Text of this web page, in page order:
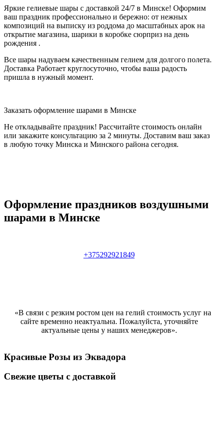
Яркие гелиевые шары с доставкой 24/7 в Минске! Оформим
ваш праздник профессионально и бережно: от нежных
композиций на выписку из роддома до масштабных арок на
открытие магазина, шарики в коробке сюрприз на день
рождения .
Все шары надуваем качественным гелием для долгого полета.
Доставка Работает круглосуточно, чтобы ваша радость
пришла в нужный момент.
Заказать оформление шарами в Минске
Не откладывайте праздник! Рассчитайте стоимость онлайн
или закажите консультацию за 2 минуты. Доставим ваш заказ
в любую точку Минска и Минского района сегодня.
Оформление праздников воздушными
шарами в Минске
+375292921849
«В связи с резким ростом цен на гелий стоимость услуг на
сайте временно неактуальна. Пожалуйста, уточняйте
актуальные цены у наших менеджеров».
Красивые Розы из Эквадора
Свежие цветы с доставкой